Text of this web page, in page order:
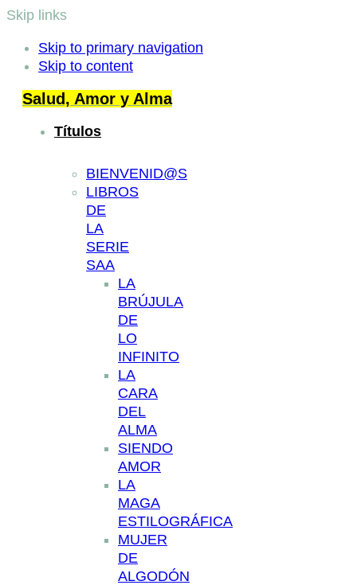
Skip links
Skip to primary navigation
Skip to content
Salud, Amor y Alma
Títulos
BIENVENID@S
LIBROS
DE
LA
SERIE
SAA
LA
BRÚJULA
DE
LO
INFINITO
LA
CARA
DEL
ALMA
SIENDO
AMOR
LA
MAGA
ESTILOGRÁFICA
MUJER
DE
ALGODÓN